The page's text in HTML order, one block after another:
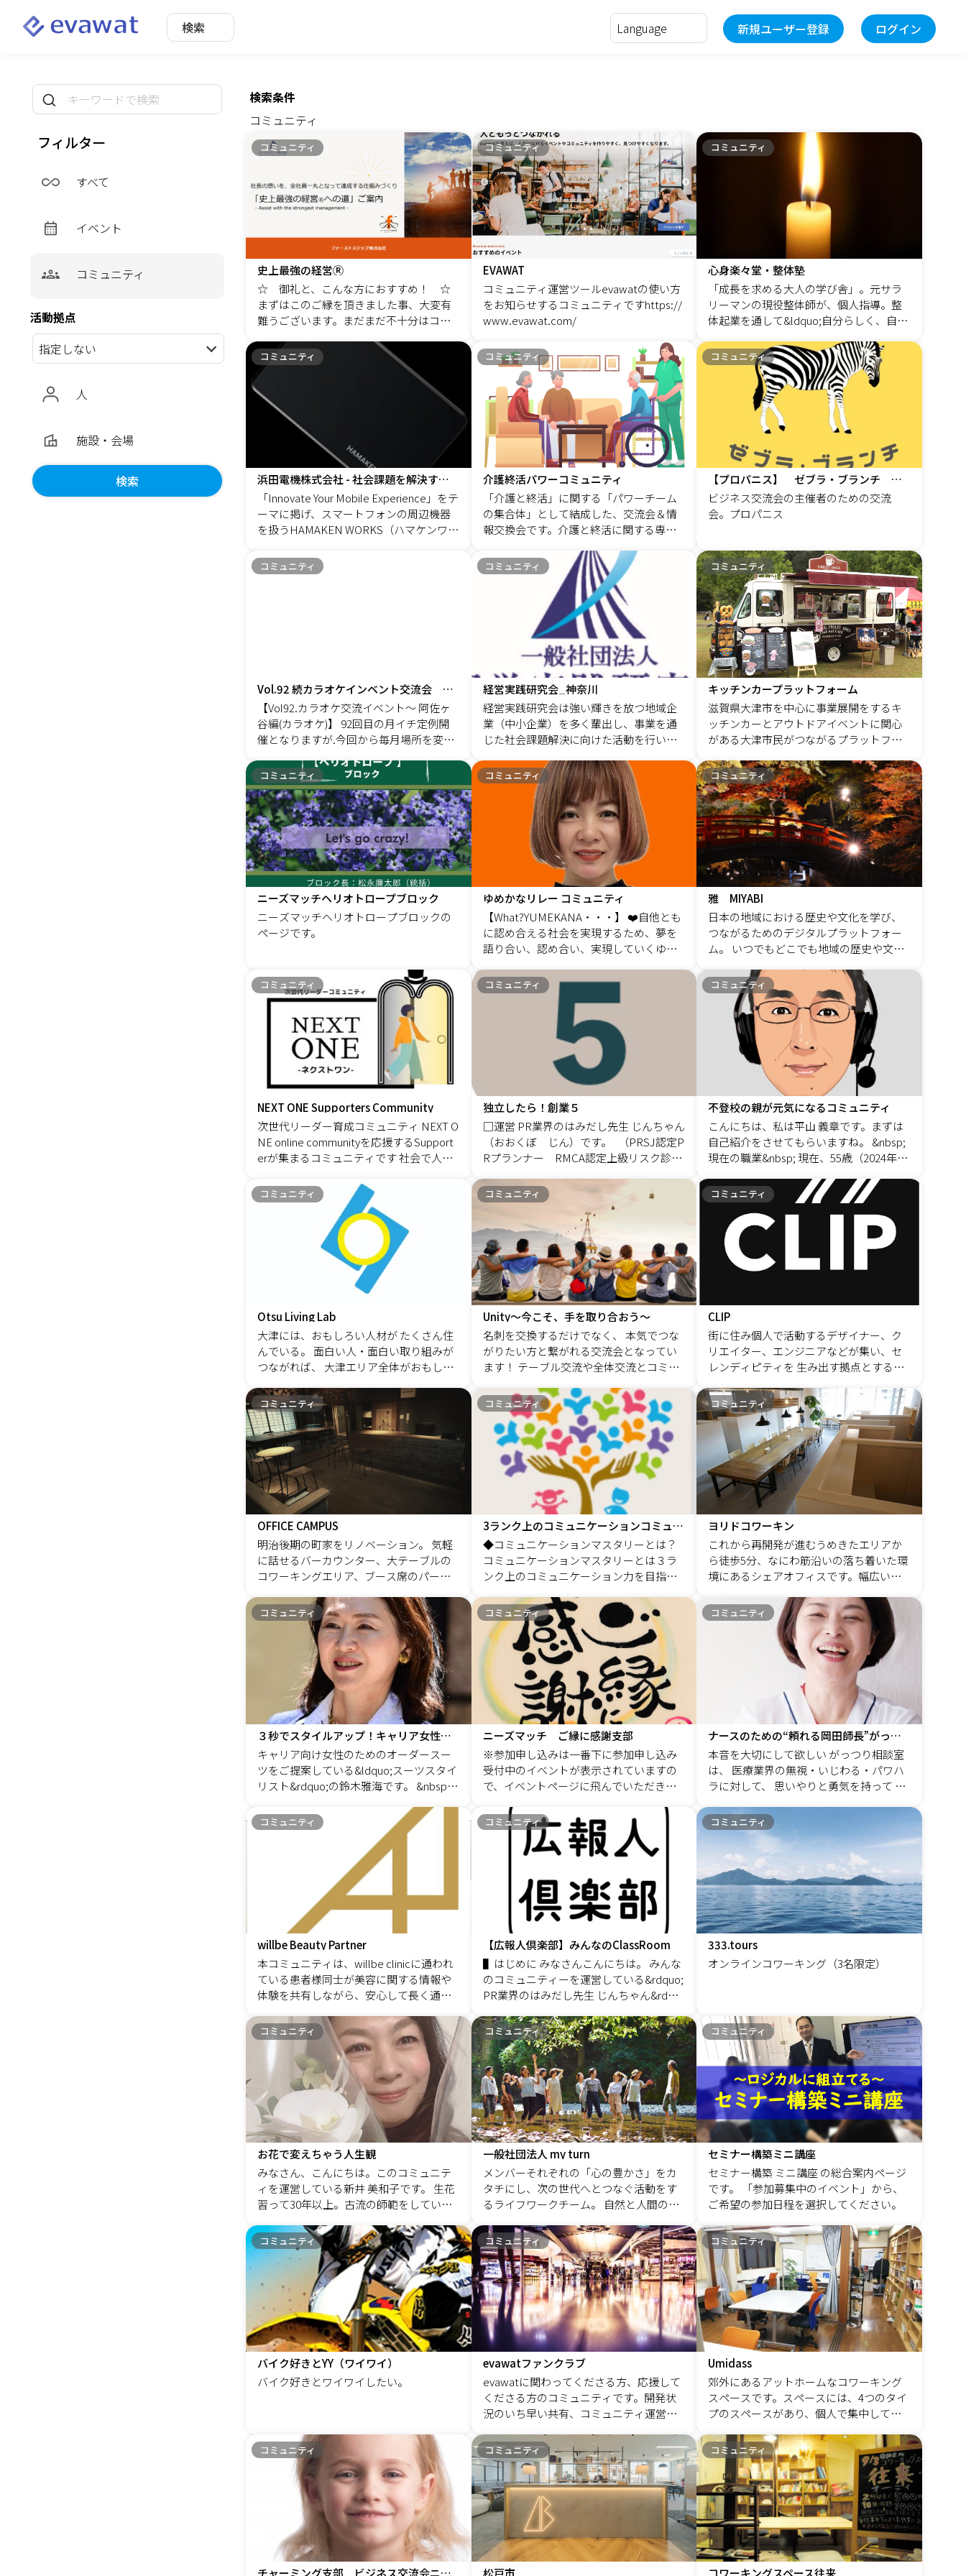
検索 新規ユーザー登録 ログイン
フィルター
すべて
イベント
コミュニティ
活動拠点
人
施設・会場
検索条件
コミュニティ
コミュニティ
史上最強の経営Ⓡ
☆ 御礼と、こんな方におすすめ！ ☆
まずはこのご縁を頂きました事、大変有
難うございます。まだまだ不十分はコミ
られながらも、皆様にとって有益なコミ
ュニティを心がけて参ります。 ◎2つのサ
イト機能をメインで利用 ※コミュニテ
ィ内、メンバー閲覧可能 掲示板 ： お
知らせや、お役立ち資料などを発信して
いきます。 プロジェクト ： 案件紹介
を共有、経験を積める情報を発信。（ス
ポット案件も長期契約も含め） ◎どなた
でもご参加歓迎しております ・経営者
様、幹部候補生様 ・コンサルタント（社
内、社外）、コンサルタント希望者 ・将
来に向けて経営の経験を積みたい方 ・育
ど、経営やチーム運営に係わる方々にと
っての情報オアシスとして、コミュニテ
号。 管理会計・人事考課制度・経営戦略
がメインの入り口となりますが、「組織
を構成する全従業員に、経営の想いを浸
透させる仕組みづくり」に強みを持ちま
す。 1.経営の想い・年度計画から始ま
り 2.組織図の適正レビュー 3.部門別
採算性の視点とKPIの設定 4.毎月の会議
に参加、進捗のサポート 5.人事評価・
査定の効果測定 6.そして、当年度の総
括と次期年度計画の策定 この一連の流れ
が、当社ファーストステップのご提供サ
ービスであり、最大の特徴となっており
ます。 その根底にあるのは、伴走型（対
話と傾聴）、全員参加型（当社も含め）
のスタイルを通じて、想いを実現するこ
との楽しさであったり、社会に貢献する
ことのやりがいを感じて欲しいとの願い
験を積み重ねることが、必ず企業の成長
に繋がります。 【コンサルタントの特
長】 また、当社のコンサルタント育成に
も大きな特徴があります。 実社会で様々
な経験を積まれて来られる中、自分のス
キルを活用してもっと広く役に立つこと
ができるなら、、、。 そう思ったタイミ
ングで、ファーストステップと繋がるご
型」のコンサルティングノウハウを4か月
間の研修で修得。 そのノウハウとご自身
のスキルを掛け合わせることで、未経験
でもコンサルタントとしての活動が可能
アント先からも評価が高く、信頼を頂い
ております。 【サポート体制】 活動エリ
アは日本全国、様々な業種・規模やご相
談に対応可能。ファーストステップの養
成機関でノウハウを修得したメンバーは1
50名以上。このネットワークを通じて経
営課題だけでなく、部門内の課題改善の
マネージャーサービス）も可能。 また、
様々なビジネスパートナー様とも協働
し、守備範囲は幅が広いサポート体制を
構築しております。
コミュニティ
EVAWAT
コミュニティ運営ツールevawatの使い方
をお知らせするコミュニティですhttps://
www.evawat.com/
コミュニティ
心身楽々堂・整体塾
「成長を求める大人の学び舎」。元サラ
リーマンの現役整体師が、個人指導。整
体起業を通して&ldquo;自分らしく、自立
す、日本唯一の生き方を学ぶ整体塾。
コミュニティ
浜田電機株式会社 - 社会課題を解決する日本初*のモバイルバッテリーを発売
「Innovate Your Mobile Experience」をテ
ーマに掲げ、スマートフォンの周辺機器
を扱うHAMAKEN WORKS（ハマケンワー
テリー「SSPB（Solid State Power Ban
k）」（愛称：ジョヴィな選択）を2024年
ては珍しいキャッチーな愛称と、怪獣が
「大丈夫」とグッドポーズをした愛嬌あ
ふれるデザインは安全・安心にモバイル
バッテリーを使ってほしいという想いが
バイルバッテリー）の詳しい情報はこち
らhttps://hamakenworks.jp/user_data/ss
pb ＊日本国内における【モバイルバッテ
リーへの準個体電池の採用】について 20
24年11月当社調べ
コミュニティ
介護終活パワーコミュニティ
「介護と終活」に関する「パワーチーム
の集合体」として結成した、交流会＆情
報交換会です。介護と終活に関する専門
ンバー＞ 安諸 あや／代表（グリーフケ
ア） 田河 知世恵／幹事（生命保険）
湯口 智子（行政書士） 辻 幸男（葬儀
社、終活コンサルタント） 伊勢田 篤史
（デジタル終活、弁護士） 矢部 善信
（税理士） 川畑 太（終活専門広告業・
介護職員） 鈴野 舞（不動産業・相続診
断士） 黒川 玲子（介護コーディネータ
ー） 品山 七絵（生命保険） 濱田 淳子
（終活カメラマン） 飯塚 浩一／Produc
er（コミュニティプロデューサー）毎月
第２・第４火曜日の7:00-8:00に定例交流
次MTG（オンライン中心）をしていま
す。参加希望者は、イベントページから
お申込いただくか、下記担当者までお知
らせいただければ幸いです。（担当：飯
塚浩一、安諸あや） 担当：飯塚浩一htt
p://www.facebook.com/iizukakoichi介護
終活パワーコミュニティ／介護終活相談
センター 本部https://shuukatu.net/powc
ommu
コミュニティ
【プロパニス】 ゼブラ・ブランチ 毎月第2金曜日 15時開催
ビジネス交流会の主催者のための交流
会。プロパニス
コミュニティ
Vol.92 続カラオケインベント交流会 阿佐ヶ谷編★
【Vol92.カラオケ交流イベント〜 阿佐ヶ
谷編(カラオケ)】 92回目の月イチ定例開
催となりますが.今回から毎月場所を変更
約、10年近く大変お世話になったROSSO
のイベントでは皆さんに沢山お世話にな
り、沢山のご縁を頂き、とても楽しい思
い出ばかりです&#x1F609;本当にありがと
うございました&#x1F64F; 6月から毎月お
店を変えていきます。阿佐ヶ谷、渋谷、
六本木、新宿。その中で皆さんにアンケ
ートで選んで頂き固定の会場にしていき
たいと思います✌️❣️ まず、4店舗にご参加
の程宜しくお願いします！ ★今回から
は、ある程度の人数把握が必要となりま
お楽しみに(♪) 【場所】《旅サロン 海っ
子八戸》〒166-0001&nbsp;東京都杉並区
阿佐谷北２丁目１３&minus;４ ハイツセブ
ン 2F 阿佐ヶ谷駅北口徒歩1分&nbsp;http
s://g.co/kgs/1i848oa 【日時】2025年6月2
4日（火曜日）19時30分〜22時00分料金
お一人様￥5000 （アルコール飲み放
題！！ビュッフェスタイル）青森料理を
ご提供致します。19:30〜21:30(飲み放題
自動終了) 19時30分 &nbsp; &nbsp;飲み放
題、お食事開始19時40分 乾杯21時 ゲス
トイベント21時20分 全員集合写真22
時 終了※そのまま延長可能予定 ※集合
写真は先月に最後まで残った参加メンバ
ー達になります。※途中参加、途中抜け
すべて自由なイベントです(*^^*) ※キャン
セル料はかかりませんので気軽にお越し
下さいませ♡ 是非、皆さんのお越しをお
待ちしております＼(^-^)／
コミュニティ
経営実践研究会_神奈川
経営実践研究会は強い輝きを放つ地域企
業（中小企業）を多く輩出し、事業を通
じた社会課題解決に向けた活動を行い持
コミュニティ
キッチンカープラットフォーム
滋賀県大津市を中心に事業展開をするキ
ッチンカーとアウトドアイベントに関心
がある大津市民がつながるプラットフォ
ーの実証実験を通じて、なぎさ公園にキ
ッチンカーを出店し、来客状況を調査し
つつ、キッチンカーで購入された方の声
を拾い、今後につなげる取り組みを行い
ます。
コミュニティ
ニーズマッチヘリオトロープブロック
ニーズマッチヘリオトロープブロックの
ページです。
コミュニティ
ゆめかなリレー コミュニティ
【What?YUMEKANA・・・】 ❤️自他とも
に認め合える社会を実現するため、夢を
語り合い、認め合い、実現していくゆめ
の問いに対して、私たち大人はすぐに答
えられる人は何割いるでしょうか？ わた
したちは、やりたいこと盛りだくさんで
していきます。 子どもたちが夢や希望を
見つけられるように、まずは私たち大人
が夢を語り合いませんか？ 夢の見つけ方
は簡単！！ 叶え方も簡単！！ まずは、1
日をHappyに過ごすための方法を場面
（ゲーム感覚で楽しんで！）を変えなが
らクリエイションしています。 日常の中
にすぐに取り入れられる！これなら私に
てみませんか？ オンラインが急速に普及
してきたからこそ、バーチャル世界では
感じられない感動を このゆめかなリトリ
ートで五感をフルに使い、記憶に残る一
瞬をリアル体験を通して何が見つかるの
か？ 自分にはどんな可能性が秘められて
いるのかを感じてみませんか？ このゆめ
かな李とレートで発見したちょっと楽し
かったことを普段の生活に取り入れてみ
て、何気なく始めたことで、もし誰かに
喜ばれることかな？ そう思ったら是非、
続けてみてください。 自分に向いている
ものが見つかる可能性大です。 可能性が
やがて大きな夢に繋がっていくのではな
いでしょうか？ 何歳になっても夢を想い
描き叶えていきたいと思います。 私たち
の夢は、みんなで一緒にわいわい、ワク
ワク、トキメキながら「年齢、立場、状
況、性別、国」に影響されず夢を語り合
いその中で出てきたワクワクを一緒に企
画し叶えていくことです！
コミュニティ
雅 MIYABI
日本の地域における歴史や文化を学び、
つながるためのデジタルプラットフォー
ム。 いつでもどこでも地域の歴史や文化
る。
コミュニティ
NEXT ONE Supporters Community
次世代リーダー育成コミュニティ NEXT O
NE online communityを応援するSupport
erが集まるコミュニティです 社会で人を
皆さんのコミュニティです！ NEXT ONE
Onlie Communityとは 2022年2月実施
「18歳意識調査（国や社会に対する意
識） 日本財団 どのような境遇でも幸せな
れる そんなマインドセットを持ち合わせ
れば どんな境遇、環境でも幸せを感じな
がら 新しい未来を築けると思いません
ことを受け入れられる社会に そんな環境
を創り、 人を育てられるリーダーを育て
る社会で人を育てる サスティナブルな仕
組みを創る そんな想いから生まれまし
を重ねたAthlete Zooがさらに進化して N
EXT ONE Online Community になりました
コミュニティ
独立したら！創業５
□運営 PR業界のはみだし先生 じんちゃん
（おおくぼ じん）です。 （PRSJ認定P
Rプランナー RMCA認定上級リスク診断
ンナー（パブリックリレーションズプラ
ンナー）とは、企業や事業者が選ばれ続
けるためのリレーション活動の専門家で
す。 &nbsp; □独立したら「創業5」 創業5
は、創業5年以内の個人事業主やフリーラ
ンスさんのコミュニティです。 また、広
報部を設置していない中小企業さまへのP
Rアドバイザーもしています。 □創業5
とは 創業5は、創業5年以内の個人事業主
やフリーランスさんのコミュニティで
す。 みなさんはご存じでしょうか？創業5
年を迎えられる方は、15％程度しかいな
その後の事業継続、成長の分かれ目で
す！ では、なぜはじめの5年を超えられな
いのか？ それは、価値を伝える準備をし
ていないからです。 1，感情型：価値の言
語化2，暴走型：価値を伝える準備3，薄
情型：価値を伝える環境づくり この3つの
準備ができれば、セールスや営業をしな
くても自然と選ばれる仕組みをつくるこ
とができます。 □創業5のサービス 個人
事業主やフリーランス向け 1，交流会の開
催・・0円現在は毎週水曜日と金曜日の朝
9時から10時まで遅刻早退ありのオンライ
ン交流会を開催しています。 相互セール
スの交流会ではありません。選ばれる方
法を学びながら、仲間を増やすための交
流会です。 2，選ばれる仕組みづくり継続
支援・・1,1万円／月☆3分でわかる！ 選
ばれる仕組みづくりhttps://x.gd/NhcqQe
プロのPRプランナーが 選ばれるための
仕組みづくりを伴走支援します。1，感情
型：価値の言語化2，暴走型：価値を伝え
る準備3，薄情型：価値を伝える環境づく
り 広報部を設置していない中小企業さま
向け 1，社長のためのPRアドバイザ
ー・・・5,5万円／月 ☆3分でわかる！
「中小企業だからPRアドバイザーが必要
なわけ」https://hanaco.jp/ToVJ5bH □最
後にこの「創業５年を目指す！最強のコ
ミュニティ」を活用して、安心して経営
できる仕組みづくりを目指してくださ
定商取引に関する表記
コミュニティ
不登校の親が元気になるコミュニティ
こんにちは、私は平山 義章です。まずは
自己紹介をさせてもらいますね。 &nbsp;
現在の職業&nbsp; 現在、55歳（2024年現
しています。 私の人生は多様な経験と学
びに満ちており、それらすべてが今の私
を形成しています。 &nbsp; 大学時代の私
高校を卒業後、現役で京都大学工学部電
気系学科に合格しました。 大学時代に
は、京都YMCAの野外活動ボランティアリ
を通じて、「人と自然のかかわり」や
「教育」に強い興味を抱くようになり、
さらには「地球環境問題」や「石油の枯
渇」にも関心が広がりました。 大学に入
前の「勉強」と「部活」だけやってきた
ような高校生でした。 社会には全然目が
向いていなかったですね。 大学時代に始
めたボランティアリーダーの活動を通し
て社会のこと、教育とか人が育つという
こと、人がどうすれば幸せに生きていけ
るのか？そんなことを仲間たちと真剣に
語り合う４年間でした。 &nbsp; ボランテ
ィア活動で多くの生きた学びがありまし
たが、しかし「大学生活」は順風満帆で
はありませんでした。 大学での勉学は全
くと言って良いくらいしてこなかったの
で、二度の留年を経て、六年目の秋に大
学を中退することを決意しました。 &nbs
p; そして、「ヤマギシの村」へ その後、
ヤマギシズムの実顕地、通称「ヤマギシ
の村」で暮らしました。 ヤマギシの村、
ってどんなところ？ そう思った方はちょ
っと調べてみて下さい。良いこと・悪い
こといっぱい見つかると思います。 そこ
では、共同生活を通じて多くのことを学
び、人との関わり方や持続可能な生活に
ついて深く考えるようになりました。 １
０年暮らした頃に親が体調を崩し、「ヤ
マギシの村」から大阪の実家に戻りま
す。 &nbsp; 「ハケンの品格」の大前さん
みたいに格好良くないですがその後、私
は非正規の仕事を転々としました。 引っ
越しの助手、Amazonの倉庫作業員、ヤマ
ト運輸での荷物仕分け作業、象印の工場
での組み立てライン作業など、様々な職
業を経験しました。 そして、4年前、コロ
ナ禍の中で「オンライン家庭教師募集」
の広告を見つけ、家庭教師のトライに登
録し、家庭教師としてのキャリアをスタ
ートさせました。 現在では、自分で生徒
を見つけて指導することも行っていま
います。 いわゆる「自然農」無肥料無農
薬での農です。 「米・みそ・醬油を自給
する」をテーマに 「化石燃料に頼らな
い」を裏テーマにしています。 &nbsp; 社
会問題を扱った映画の上映会を毎月３日
間自宅のリビングで開催しています。
『ガザ 素顔の日常』『幸せの経済学』
『コスタリカの奇跡』『happy』『もった
いないキッチン』『ゴースト・フリー
ト」『シャドー・ディール』『プラスチ
ックの海』『ワンダーランド北朝鮮』
『アニマル』 &nbsp;上映後、参加者で感
を持ちたいから上映会をやっている、と
いう感じですね。 いろんな方と時にゆる
～く、時に熱く語り合います。 &nbsp; こ
んな私が立ち上げたコミュニティ、どう
ぞよろしくお願いいたします。
コミュニティ
Otsu Living Lab
大津には、おもしろい人材が たくさん住
んでいる。 面白い人・面白い取り組みが
つながれば、 ​大津エリア全体がおもしろ
新しい企画。 新しく創り出すことよりま
ず、今あるものを見つめてみよう。 ​その
一つ一つを知り、柔らかいコネクターで
つなぐことで ​これまでとは違う力をが見
えてくる。 ​ほら、おおつはもっと面白
い。
コミュニティ
Unity〜今こそ、手を取り合おう〜
名刺を交換するだけでなく、 本気でつな
がりたい方と繋がれる交流会となってい
ます！ テーブル交流や全体交流とコミュ
すい会となっております。 セグメントに
分けた交流会をしているからこそ、異業
種交流会の価値も高まってきましたので
大交流会を開催しています。こちらでの
プロフィールBOOKでの個別交流なども
可能です。
コミュニティ
CLIP
街に住み個人で活動するデザイナー、ク
リエイター、エンジニアなどが集い、セ
レンディピティを 生み出す拠点とすると
域内で解決していく仕組みづくりを目指
しています。
コミュニティ
OFFICE CAMPUS
明治後期の町家をリノベーション。 気軽
に話せるバーカウンター、大テーブルの
コワーキングエリア、ブース席のパーソ
に合わせて使い分けができるコワーキン
グスペースです。
コミュニティ
3ランク上のコミュニケーションコミュニティー
◆コミュニケーションマスタリーとは？
コミュニケーションマスタリーとは３ラ
ンク上のコミュニケーション力を目指
上のプログラムです。 ３ランク上のコミ
ュニケーションスキルを磨くための実践
的な手法を提供。参加者は高度な対話術
や影響力のあるコミュニケーションを身
につけ、ビジネスやプライベートのあら
ゆるシナリオで自信を持って対応できる
ようになります
コミュニティ
ヨリドコワーキン
これから再開発が進むうめきたエリアか
ら徒歩5分、なにわ筋沿いの落ち着いた環
境にあるシェアオフィスです。幅広い事
ネスカウンセラーがサポートします。
コミュニティ
３秒でスタイルアップ！キャリア女性のためのオーダースーツコミュニティ
キャリア向け女性のためのオーダースー
ツをご提案している&ldquo;スーツスタイ
リスト&rdquo;の鈴木雅海です。 &nbsp;
毎日スーツを着ていました。 その時に感
じたのは「ビジネス用のスーツってバリ
エーションがない」ということです。 既
製品としてお店で売っているスーツは、
色も形もどれもオーソドックスで、服装
で個性を出すのは難しいと思いました。
&nbsp; でも、個性的なハイブランドのス
ーツは、OLの私にはとても手が出せる代
物でもない。 何年か前からそんなことを
頭の中で考えるうちに「もっとスーツの
選択肢を増やすには、どうしたらよいの
か？」「一人一人のお客様にお答えする
いうことを思うようになりました。 &nbs
p; 「着たいスーツがない！」という私自
身の体験から、 ビジネスで活躍する女性
に向けて、あなただけの1着をご提案して
います。
コミュニティ
ニーズマッチ ご縁に感謝支部
※参加申し込みは一番下に参加申し込み
受付中のイベントが表示されていますの
で、イベントページに飛んでいただき、
日その場で、あなたの見込み顧客・売上
を獲得しましょう! ニーズマッチは初めて
参加されるゲストに対して、見込み客や
です。 ニーズマッチ公式ホームページ h
ttp://nm2014.jp/
コミュニティ
ナースのための“頼れる岡田師長”がっつり相談室
本音を大切にして欲しい がっつり相談室
は、 医療業界の無視・いじわる・パワハ
ラに対して、 思いやりと勇気を持って 自
コミュニティです。 看護管理者として働
いていると、 こんなお悩みが出てきませ
んか？ ・頑張っているけど、うまくいか
ない ・自分は我慢できるけど、部下に我
慢させているのが申し訳ない ・管理者と
しての正解が分からず、独りよがり ・も
っと人間関係を良くしたいが、どうした
らいいか分からない ・日々の不満を愚痴
るだけは、性に合わない 心のモヤモヤを
抱えながらも、 病院・患者のために頑張
そうならないためにも、 医療業界であり
がちなハラスメントに対する 「我慢とい
う名の理解」の文化を無くす必要があり
ます。 この悪しき文化への対抗手段とし
て、 私たち看護師ができるのは、 ハラス
メントに対して自分の気持ちを軽やかに
相手に伝えることです。 がっつり相談室
は、 自分のことも仲間のこともリスペク
トして、 パワハラに立ち向かうための 最
初の一歩を踏み出す勇気をチャージでき
る場所。 皆とつながって嫌なことを吐き
出して、 思いやりの作り方を学び、 一緒
に生きやすい世界を作りましょう。 1人で
悩んでいる看護師さん、 気軽に参加して
ください。 皆さまの勇気の一歩をお待ち
しております。 主催者プロフィール 【主
催者名】 岡田 香 【経歴】 ・看護師歴26
年 ・一般急性期病棟 看護師長10年 ・新
人～管理者育成10年 【実績】 ・管理者、
リーダー育成30人 ・病棟職員満足度97％
・管理職5人の離職を食い止め ・反抗的な
スタッフ6人を行動変容させた 【コミュニ
ティを立ち上げた経緯】 「今の医療業界
は、看護師にとって生きづらい世界」 看
護師歴26年の私が感じた医療業界への印
象です。 患者さんを相手にする仕事だか
らこそ、 想定外の問題が起きると業務量
が増え、 ストレスがたまります。 それは
業務上必要な我慢だから仕方がありませ
ん。 しかし、医師や看護師の上司・先輩
によるパワハラで、 「我慢という名の理
解」を求められることがあります。 加害
者は組織にとって重要な役割を担ってい
るため、 病院は看護師に我慢を強いるこ
とが多いんです。 【坂井詩織、2023、
コミュニティ
willbe Beauty Partner
本コミュニティは、willbe clinicに通われ
ている患者様同士が美容に関する情報や
体験を共有しながら、安心して長く通え
です。 施術のリアルな体験や変化を共有
することで、これから美容医療を検討さ
れる方の不安を軽減し、信頼できる選択
につながる場を目指しています。 また、
患者様の施術履歴やお悩みの変化を継続
的に把握し、その方に合った最適なご提
案ができる&ldquo;美容のパートナー関係
&rdquo;の構築を大切にしています。 紹介
を通じて来院された方も含め、コミュニ
ティ全体で美容の知識や体験価値を高め
ていきます。
コミュニティ
【広報人倶楽部】みんなのClassRoom
▌はじめに みなさんこんにちは。 みんな
のコミュニティーを運営している&rdquo;
PR業界のはみだし先生 じんちゃん&rdqu
ぼ じん"です。（PRSJ認定PRプランナ
ー RMCA認定上級リスク診断士） さ
て、このコミュニティーが目指している
ことは一つです。 メンバー全員が今まで
以上に、「効率良く選ばれて、選ばれ続
けるようになること」です。 製品やサー
ビスの販売だけではありません。 これか
ら先、事業を継続して成長していくに
は、協力者や取引先、投資家や求職者、
メディアや地域社会からも選ばれ続ける
ことが欠かせないからです。 ▌みんなの
クラスルーム立ち上げの背景 さて、近年
のマーケティング活動が定着したのでは
ないでしょうか。 あなたもさまざまなイ
ベントやコミュニティーに参加している
ことと思います。 でも、いかがですか？
思った通りの成果は上がっていますか？
満足していない方の多いのではないでし
ょうか？ ボクもみなさんと同じでした。
どうすれば、効率良く結果に繋げること
ができるのか？そんなことを模索しなが
らこれまでに7千人以上の方とオンライン
で面談を重ね、オンラインイベントなど
への参加を加えると1万人以上の方とお会
いいただきました。 ▌オンラインマーケ
ティングの正体 その中で気が付いたこと
があります。 これらのイベントやコミュ
ニティーに参加している人は、全員売り
手なのです。 買い手不在の状況で、いく
らプレゼンテーションをしても、良い結
果に繋がるはずがありません。 &nbsp; で
はどうすればいいのか？ そこで取り入れ
たのが弊社が専門にしている情報発信、
特に広報PR、ブランディングのノウハウ
コミュニティ
333.tours
オンラインコワーキング（3名限定）
コミュニティ
お花で変えちゃう人生観
みなさん、こんにちは。このコミュニテ
ィを運営している新井 美和子です。 生花
習って30年以上。古流の師範をしていま
からこそ、人工のお花でも生花のような
アレンジメントをすることができます。
今では、人工のお花「アーティフィシャ
ルフラワー」や「プリザーブドフラワ
ー」を中心にお仕事しています。新しい
サスティナブルな世界を一緒に楽しみま
しょう！目指しているのは、お花のテク
ニックもお伝えしながら、お花のレッス
ンではない場所。私が目指しているのは
おしゃれなお花のレッスンコミュニティ
い(･_･、)」そんな方の居場所としても、
利用していただける隠れ家みたいな和め
るコミュニティにしたいと思っていま
コミュニティ
一般社団法人 my turn
メンバーそれぞれの「心の豊かさ」をカ
タチにし、次の世代へとつなぐ活動をす
るライフワークチーム。 自然と人間の社
well-beingになる社会の実現を目指してい
ます。
コミュニティ
セミナー構築ミニ講座
セミナー構築 ミニ講座 の総合案内ページ
です。 「参加募集中のイベント」から、
ご希望の参加日程を選択してください。
コミュニティ
バイク好きとYY（ワイワイ）
バイク好きとワイワイしたい。
コミュニティ
evawatファンクラブ
evawatに関わってくださる方、応援して
くださる方のコミュニティです。開発状
況のいち早い共有、コミュニティ運営さ
す。
コミュニティ
Umidass
郊外にあるアットホームなコワーキング
スペースです。スペースには、4つのタイ
プのスペースがあり、個人で集中しての
の仕事、スペースを貸し切っての会議
等、目的に合わせた使い方ができます。
コミュニティ
チャーミング支部 ビジネス交流会ニーズマッチ
コミュニティ
松戸市
コミュニティ
コワーキングスペース往来